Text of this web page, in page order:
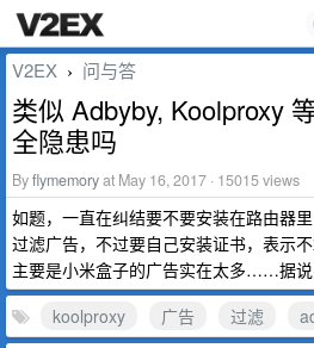
V2EX › 问与答
类似 Adbyby, Koolproxy
全隐患吗
Byflymemoryat May 16, 2017 · 15015 views
如题，一直在纠结要不要安装在路由器
过滤广告，不过要自己安装证书，表示
主要是小米盒子的广告实在太多……据
koolproxy
广告 过滤